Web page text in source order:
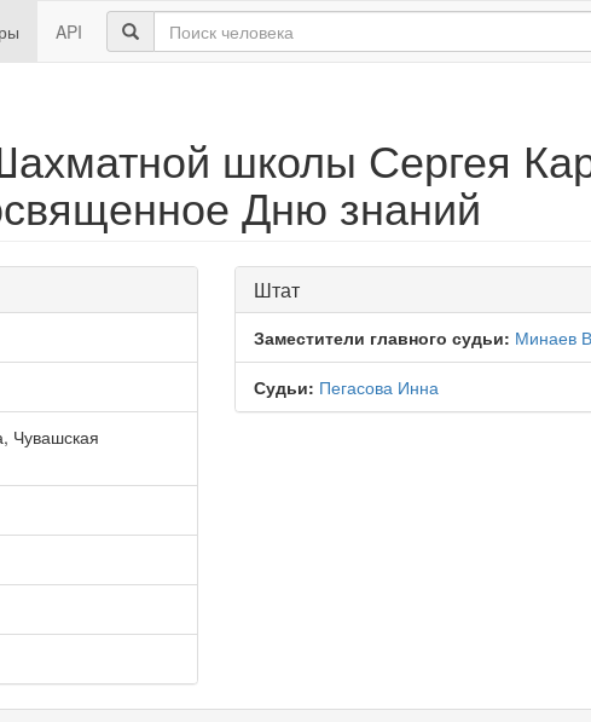
API
школы Сергея
Дню знаний
Чувашская
Штат
Заместители главного судьи: Минаев
Судьи: Пегасова Инна